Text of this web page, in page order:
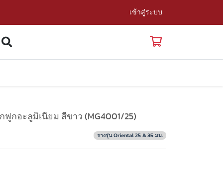
เข้าสู่ระบบ
ฟูกอะลูมิเนียม สีขาว (MG4001/25)
รางรุ่น Oriental 25 & 35 มม.